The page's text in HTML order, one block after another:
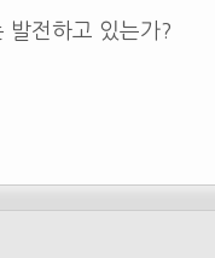
발전하고 있는가?